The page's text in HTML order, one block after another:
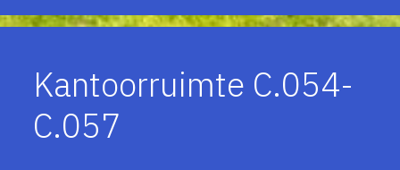
Kantoorruimte C.054-
C.057